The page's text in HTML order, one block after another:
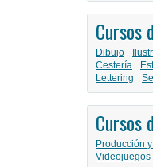
Cursos
Dibujo
Cestería
Lettering
Cursos
Producción
Videojuegos